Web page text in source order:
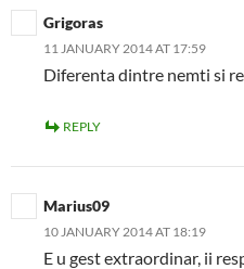
Grigoras
11 JANUARY 2014 AT 17:59
Diferenta dintre nemti si
REPLY
Marius09
10 JANUARY 2014 AT 18:19
E u gest extraordinar, ii